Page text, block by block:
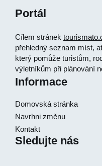
Portál
Cílem stránek
přehledný seznam míst,
který pomůže turistům,
výletníkům při plánování
Informace
Domovská stránka
Navrhni změnu
Kontakt
Sledujte nás